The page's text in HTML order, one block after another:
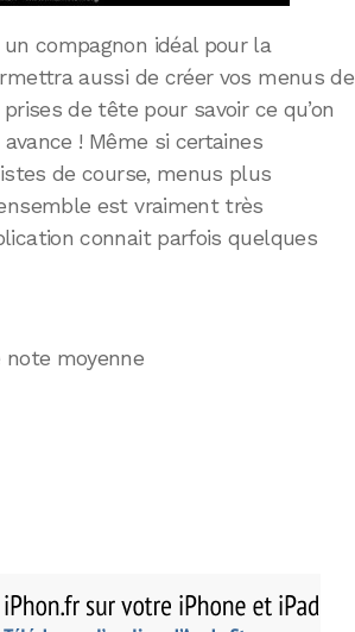
compagnon idéal pour la
aussi de créer vos menus de
de tête pour savoir ce qu’on
! Même si certaines
de course, menus plus
est vraiment très
connait parfois quelques
moyenne